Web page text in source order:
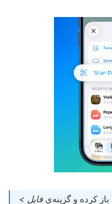
کرده و گزینه‌یفایل >